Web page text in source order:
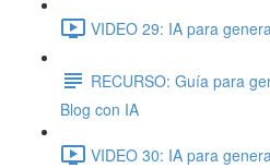
VIDEO 29: IA para
RECURSO: Guía para
Blog con IA
VIDEO 30: IA para